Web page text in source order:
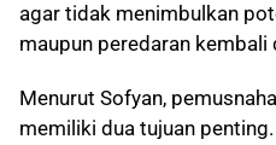
agar tidak menimbulkan
maupun peredaran kembali
Menurut Sofyan,
memiliki dua tujuan